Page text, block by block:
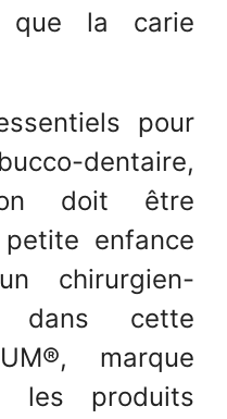
que la carie
pour
dentaire,
doit être
enfance
chirurgien-
dans cette
marque
les produits